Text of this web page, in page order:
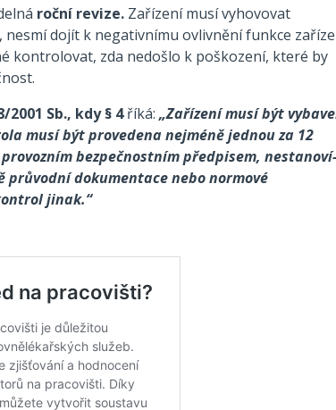
roční revize. Zařízení musí vyhovovat
dojít k negativnímu ovlivnění funkce
kontrolovat, zda nedošlo k poškození, které by
2001 Sb., kdy § 4říká: „Zařízení musí být
musí být provedena nejméně jednou za 12
bezpečnostním předpisem,
dokumentace nebo normové
jinak.“